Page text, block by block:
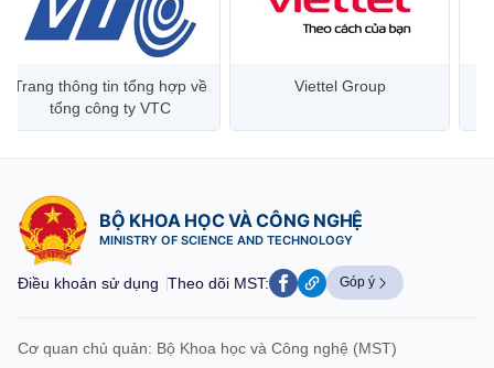
BỘ KHOA HỌC VÀ CÔNG NGHỆ
Điều khoản sử dụng Theo dõi MST:
Chịu trách nhiệm nội dung: Nguyễn Thị Hải Hằng
Giám đốc Trung tâm Truyền thông Khoa học và Công nghệ.
Liên hệ
Địa chỉ: Ban Biên tập Cổng TTĐT - 18 Nguyễn Du, TP. Hà Nội
©2026 Bản quyền thuộc Bộ Khoa Học và Công Nghệ
Trang thông tin tổng hợp về
tổng công ty VTC
Viettel Group
BỘ KHOA HỌC VÀ CÔNG NGHỆ
MINISTRY OF SCIENCE AND TECHNOLOGY
Điều khoản sử dụng Theo dõi MST: Góp ý
Cơ quan chủ quản: Bộ Khoa học và Công nghệ (MST)